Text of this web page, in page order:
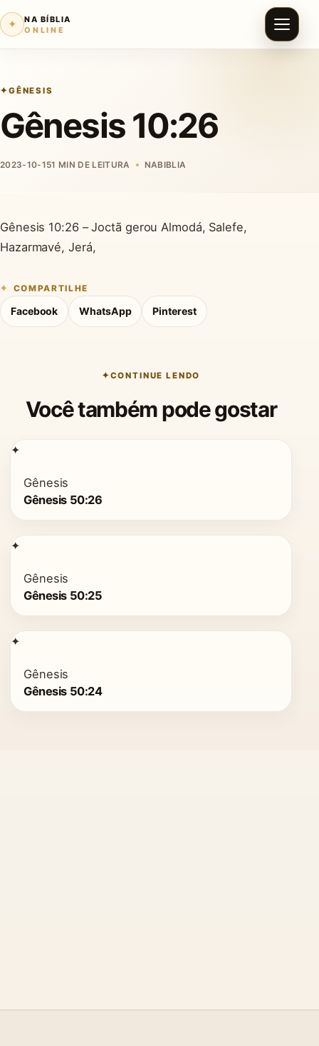
✦
NA BÍBLIA
ONLINE
GÊNESIS
Gênesis 10:26
2023-10-151 MIN DE LEITURA NABIBLIA
Gênesis 10:26 – Joctã gerou Almodá, Salefe,
Hazarmavé, Jerá,
COMPARTILHE
Facebook WhatsApp Pinterest
CONTINUE LENDO
Você também pode gostar
✦
Gênesis
Gênesis 50:26
✦
Gênesis
Gênesis 50:25
✦
Gênesis
Gênesis 50:24